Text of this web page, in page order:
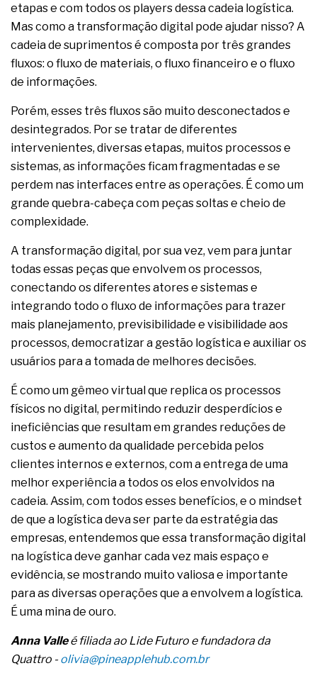
etapas e com todos os players dessa cadeia logística.
Mas como a transformação digital pode ajudar nisso? A
cadeia de suprimentos é composta por três grandes
fluxos: o fluxo de materiais, o fluxo financeiro e o fluxo
de informações.
Porém, esses três fluxos são muito desconectados e
desintegrados. Por se tratar de diferentes
intervenientes, diversas etapas, muitos processos e
sistemas, as informações ficam fragmentadas e se
perdem nas interfaces entre as operações. É como um
grande quebra-cabeça com peças soltas e cheio de
complexidade.
A transformação digital, por sua vez, vem para juntar
todas essas peças que envolvem os processos,
conectando os diferentes atores e sistemas e
integrando todo o fluxo de informações para trazer
mais planejamento, previsibilidade e visibilidade aos
processos, democratizar a gestão logística e auxiliar os
usuários para a tomada de melhores decisões.
É como um gêmeo virtual que replica os processos
físicos no digital, permitindo reduzir desperdícios e
ineficiências que resultam em grandes reduções de
custos e aumento da qualidade percebida pelos
clientes internos e externos, com a entrega de uma
melhor experiência a todos os elos envolvidos na
cadeia. Assim, com todos esses benefícios, e o mindset
de que a logística deva ser parte da estratégia das
empresas, entendemos que essa transformação digital
na logística deve ganhar cada vez mais espaço e
evidência, se mostrando muito valiosa e importante
para as diversas operações que a envolvem a logística.
É uma mina de ouro.
Anna Valleé filiada ao Lide Futuro e fundadora da
Quattro -olivia@pineapplehub.com.br